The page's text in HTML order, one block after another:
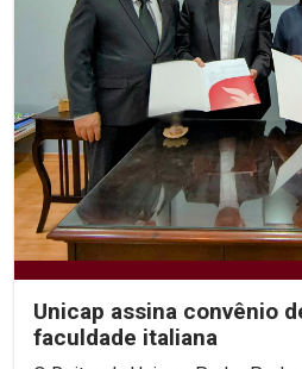
Unicap assina convênio
faculdade italiana